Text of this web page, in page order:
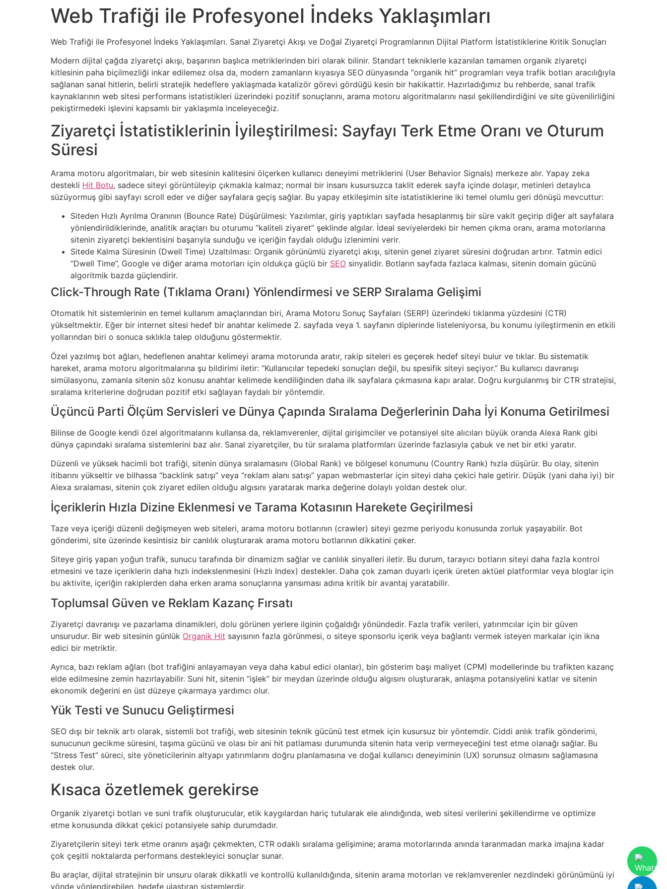
Web Trafiği ile Profesyonel İndeks Yaklaşımları
Web Trafiği ile Profesyonel İndeks Yaklaşımları. Sanal Ziyaretçi Akışı ve Doğal Ziyaretçi Programlarının Dijital Platform İstatistiklerine Kritik Sonuçları
Modern dijital çağda ziyaretçi akışı, başarının başlıca metriklerinden biri olarak bilinir. Standart tekniklerle kazanılan tamamen organik ziyaretçi
kitlesinin paha biçilmezliği inkar edilemez olsa da, modern zamanların kıyasıya SEO dünyasında “organik hit” programları veya trafik botları aracılığıyla
sağlanan sanal hitlerin, belirli stratejik hedeflere yaklaşmada katalizör görevi gördüğü kesin bir hakikattir. Hazırladığımız bu rehberde, sanal trafik
kaynaklarının web sitesi performans istatistikleri üzerindeki pozitif sonuçlarını, arama motoru algoritmalarını nasıl şekillendirdiğini ve site güvenilirliğini
pekiştirmedeki işlevini kapsamlı bir yaklaşımla inceleyeceğiz.
Ziyaretçi İstatistiklerinin İyileştirilmesi: Sayfayı Terk Etme Oranı ve Oturum
Süresi
Arama motoru algoritmaları, bir web sitesinin kalitesini ölçerken kullanıcı deneyimi metriklerini (User Behavior Signals) merkeze alır. Yapay zeka
destekli Hit Botu, sadece siteyi görüntüleyip çıkmakla kalmaz; normal bir insanı kusursuzca taklit ederek sayfa içinde dolaşır, metinleri detaylıca
süzüyormuş gibi sayfayı scroll eder ve diğer sayfalara geçiş sağlar. Bu yapay etkileşimin site istatistiklerine iki temel olumlu geri dönüşü mevcuttur:
Siteden Hızlı Ayrılma Oranının (Bounce Rate) Düşürülmesi: Yazılımlar, giriş yaptıkları sayfada hesaplanmış bir süre vakit geçirip diğer alt sayfalara
yönlendirildiklerinde, analitik araçları bu oturumu “kaliteli ziyaret” şeklinde algılar. İdeal seviyelerdeki bir hemen çıkma oranı, arama motorlarına
sitenin ziyaretçi beklentisini başarıyla sunduğu ve içeriğin faydalı olduğu izlenimini verir.
Sitede Kalma Süresinin (Dwell Time) Uzaltılması: Organik görünümlü ziyaretçi akışı, sitenin genel ziyaret süresini doğrudan artırır. Tatmin edici
“Dwell Time”, Google ve diğer arama motorları için oldukça güçlü bir SEO sinyalidir. Botların sayfada fazlaca kalması, sitenin domain gücünü
algoritmik bazda güçlendirir.
Click-Through Rate (Tıklama Oranı) Yönlendirmesi ve SERP Sıralama Gelişimi
Otomatik hit sistemlerinin en temel kullanım amaçlarından biri, Arama Motoru Sonuç Sayfaları (SERP) üzerindeki tıklanma yüzdesini (CTR)
yükseltmektir. Eğer bir internet sitesi hedef bir anahtar kelimede 2. sayfada veya 1. sayfanın diplerinde listeleniyorsa, bu konumu iyileştirmenin en etkili
yollarından biri o sonuca sıklıkla talep olduğunu göstermektir.
Özel yazılmış bot ağları, hedeflenen anahtar kelimeyi arama motorunda aratır, rakip siteleri es geçerek hedef siteyi bulur ve tıklar. Bu sistematik
hareket, arama motoru algoritmalarına şu bildirimi iletir: “Kullanıcılar tepedeki sonuçları değil, bu spesifik siteyi seçiyor.” Bu kullanıcı davranışı
simülasyonu, zamanla sitenin söz konusu anahtar kelimede kendiliğinden daha ilk sayfalara çıkmasına kapı aralar. Doğru kurgulanmış bir CTR stratejisi,
sıralama kriterlerine doğrudan pozitif etki sağlayan faydalı bir yöntemdir.
Üçüncü Parti Ölçüm Servisleri ve Dünya Çapında Sıralama Değerlerinin Daha İyi Konuma Getirilmesi
Bilinse de Google kendi özel algoritmalarını kullansa da, reklamverenler, dijital girişimciler ve potansiyel site alıcıları büyük oranda Alexa Rank gibi
dünya çapındaki sıralama sistemlerini baz alır. Sanal ziyaretçiler, bu tür sıralama platformları üzerinde fazlasıyla çabuk ve net bir etki yaratır.
Düzenli ve yüksek hacimli bot trafiği, sitenin dünya sıralamasını (Global Rank) ve bölgesel konumunu (Country Rank) hızla düşürür. Bu olay, sitenin
itibarını yükseltir ve bilhassa “backlink satışı” veya “reklam alanı satışı” yapan webmasterlar için siteyi daha çekici hale getirir. Düşük (yani daha iyi) bir
Alexa sıralaması, sitenin çok ziyaret edilen olduğu algısını yaratarak marka değerine dolaylı yoldan destek olur.
İçeriklerin Hızla Dizine Eklenmesi ve Tarama Kotasının Harekete Geçirilmesi
Taze veya içeriği düzenli değişmeyen web siteleri, arama motoru botlarının (crawler) siteyi gezme periyodu konusunda zorluk yaşayabilir. Bot
gönderimi, site üzerinde kesintisiz bir canlılık oluşturarak arama motoru botlarının dikkatini çeker.
Siteye giriş yapan yoğun trafik, sunucu tarafında bir dinamizm sağlar ve canlılık sinyalleri iletir. Bu durum, tarayıcı botların siteyi daha fazla kontrol
etmesini ve taze içeriklerin daha hızlı indekslenmesini (Hızlı Index) destekler. Daha çok zaman duyarlı içerik üreten aktüel platformlar veya bloglar için
bu aktivite, içeriğin rakiplerden daha erken arama sonuçlarına yansıması adına kritik bir avantaj yaratabilir.
Toplumsal Güven ve Reklam Kazanç Fırsatı
Ziyaretçi davranışı ve pazarlama dinamikleri, dolu görünen yerlere ilginin çoğaldığı yönündedir. Fazla trafik verileri, yatırımcılar için bir güven
unsurudur. Bir web sitesinin günlük Organik Hit sayısının fazla görünmesi, o siteye sponsorlu içerik veya bağlantı vermek isteyen markalar için ikna
edici bir metriktir.
Ayrıca, bazı reklam ağları (bot trafiğini anlayamayan veya daha kabul edici olanlar), bin gösterim başı maliyet (CPM) modellerinde bu trafikten kazanç
elde edilmesine zemin hazırlayabilir. Suni hit, sitenin “işlek” bir meydan üzerinde olduğu algısını oluşturarak, anlaşma potansiyelini katlar ve sitenin
ekonomik değerini en üst düzeye çıkarmaya yardımcı olur.
Yük Testi ve Sunucu Geliştirmesi
SEO dışı bir teknik artı olarak, sistemli bot trafiği, web sitesinin teknik gücünü test etmek için kusursuz bir yöntemdir. Ciddi anlık trafik gönderimi,
sunucunun gecikme süresini, taşıma gücünü ve olası bir ani hit patlaması durumunda sitenin hata verip vermeyeceğini test etme olanağı sağlar. Bu
“Stress Test” süreci, site yöneticilerinin altyapı yatırımlarını doğru planlamasına ve doğal kullanıcı deneyiminin (UX) sorunsuz olmasını sağlamasına
destek olur.
Kısaca özetlemek gerekirse
Organik ziyaretçi botları ve suni trafik oluşturucular, etik kaygılardan hariç tutularak ele alındığında, web sitesi verilerini şekillendirme ve optimize
etme konusunda dikkat çekici potansiyele sahip durumdadır.
Ziyaretçilerin siteyi terk etme oranını aşağı çekmekten, CTR odaklı sıralama gelişimine; arama motorlarında anında taranmadan marka imajına kadar
çok çeşitli noktalarda performans destekleyici sonuçlar sunar.
Bu araçlar, dijital stratejinin bir unsuru olarak dikkatli ve kontrollü kullanıldığında, sitenin arama motorları ve reklamverenler nezdindeki görünümünü iyi
yönde yönlendirebilen, hedefe ulaştıran sistemlerdir.